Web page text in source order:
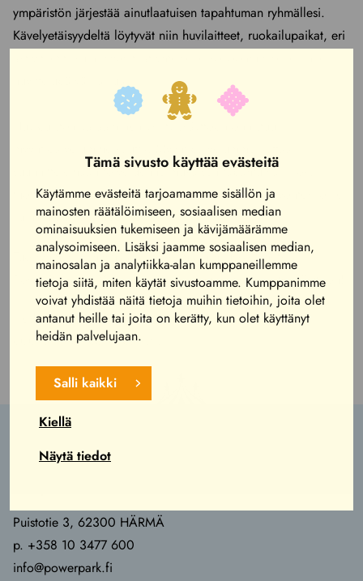
Tämä sivusto käyttää evästeitä
Käytämme evästeitä tarjoamamme sisällön ja
mainosten räätälöimiseen, sosiaalisen median
ominaisuuksien tukemiseen ja kävijämäärämme
analysoimiseen. Lisäksi jaamme sosiaalisen median,
mainosalan ja analytiikka-alan kumppaneillemme
tietoja siitä, miten käytät sivustoamme. Kumppanimme
voivat yhdistää näitä tietoja muihin tietoihin, joita olet
antanut heille tai joita on kerätty, kun olet käyttänyt
heidän palvelujaan.
Salli kaikki
Kiellä
Näytä tiedot
ympäristön järjestää ainutlaatuisen tapahtuman ryhmällesi.
Kävelyetäisyydeltä löytyvät niin huvilaitteet, ruokailupaikat, eri
Huvipuiston varaaminen yksityiskäyttöön onnistuu
suunnittelemaan toiveidenne mukaisen tapahtuman, joka
tuottaa taatusti iloa ja elämyksiä niin asiakkaille, työntekijöille
kuin yhteistyökumppaneille.
Tuo ryhmäsi viihtymään ja kokemaan hauskoja hetkiä
PowerParkissa. Varaa vaikka koko huvipuisto yksityiskäyttöön!
Tiedustelut myyntipalvelusta: 010 3477
600 tai info@powerpark.fi.
Puistotie 3, 62300 HÄRMÄ
p. +358 10 3477 600
info@powerpark.fi